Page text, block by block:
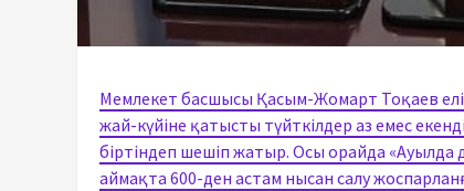
Мемлекет басшысы Қасым-Жомарт Тоқаев
жай-күйіне қатысты түйткілдер аз емес
біртіндеп шешіп жатыр. Осы орайда
аймақта 600-ден астам нысан салу